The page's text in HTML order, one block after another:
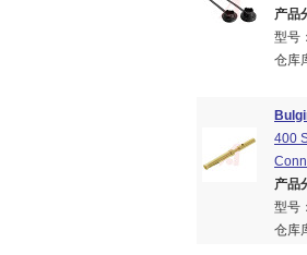
产品
型号：
仓库
400
产品
型号：
仓库